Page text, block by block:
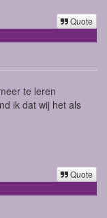
Quote
te leren
ik dat wij het als
Quote